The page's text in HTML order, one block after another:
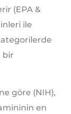
(EPA &
ile
bir
göre (NIH),
en